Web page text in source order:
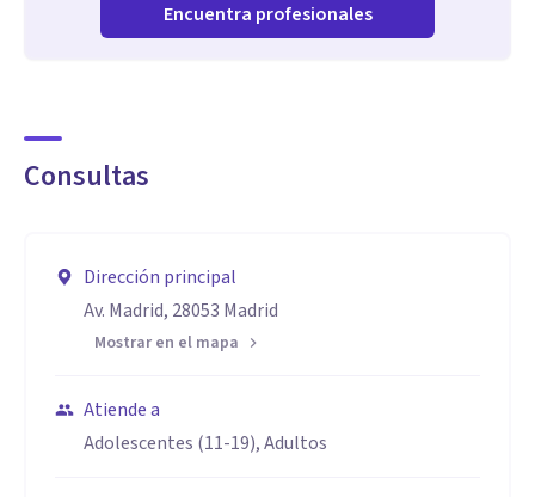
Encuentra profesionales
Consultas
Dirección principal
Av. Madrid, 28053 Madrid
Mostrar en el mapa
Atiende a
Adolescentes (11-19), Adultos